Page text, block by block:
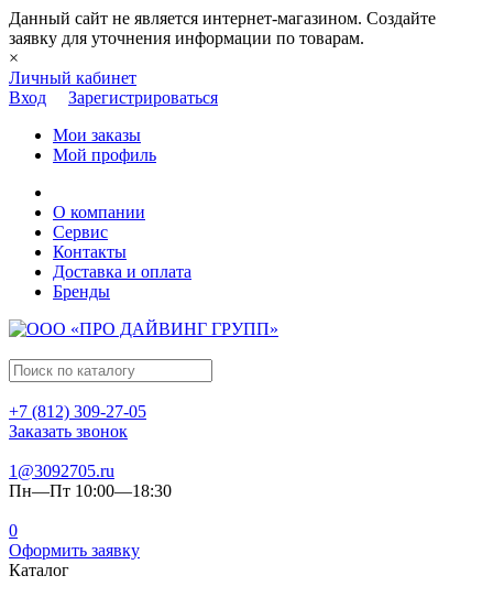
Данный сайт не является интернет-магазином. Создайте
заявку для уточнения информации по товарам.
×
Личный кабинет
Вход
Зарегистрироваться
Мои заказы
Мой профиль
О компании
Сервис
Контакты
Доставка и оплата
Бренды
+7 (812) 309-27-05
Заказать звонок
1@3092705.ru
Пн—Пт 10:00—18:30
0
Оформить заявку
Каталог